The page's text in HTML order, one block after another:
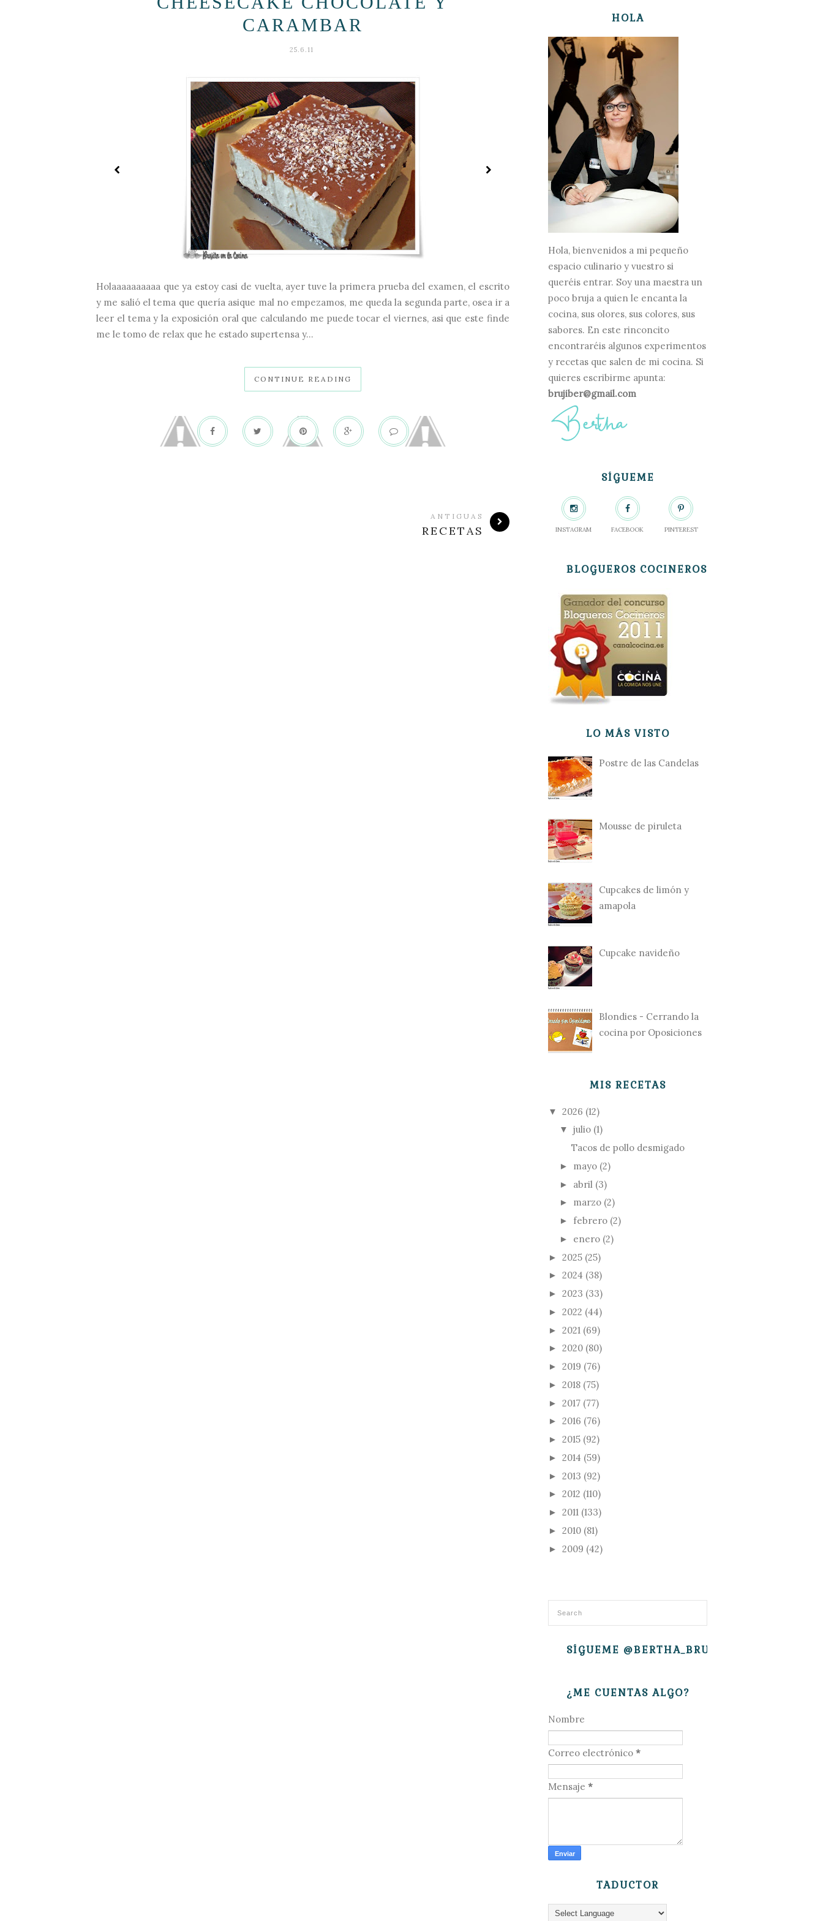
CARAMBAR
25.6.11
Holaaaaaaaaaa que ya estoy casi de vuelta, ayer tuve la primera prueba del examen, el escrito
y me salió el tema que quería asique mal no empezamos, me queda la segunda parte, osea ir a
leer el tema y la exposición oral que calculando me puede tocar el viernes, asi que este finde
me le tomo de relax que he estado supertensa y...
CONTINUE READING
ANTIGUAS
RECETAS
HOLA
Hola, bienvenidos a mi pequeño
espacio culinario y vuestro si
queréis entrar. Soy una maestra un
poco bruja a quien le encanta la
cocina, sus olores, sus colores, sus
sabores. En este rinconcito
encontraréis algunos experimentos
y recetas que salen de mi cocina. Si
quieres escribirme apunta:
brujiber@gmail.com
SÍGUEME
INSTAGRAM FACEBOOK PINTEREST
BLOGUEROS COCINEROS
LO MÁS VISTO
Postre de las Candelas
Mousse de piruleta
Cupcakes de limón y
amapola
Cupcake navideño
Blondies - Cerrando la
cocina por Oposiciones
MIS RECETAS
▼ 2026 (12)
▼ julio (1)
Tacos de pollo desmigado
► mayo (2)
► abril (3)
► marzo (2)
► febrero (2)
► enero (2)
► 2025 (25)
► 2024 (38)
► 2023 (33)
► 2022 (44)
► 2021 (69)
► 2020 (80)
► 2019 (76)
► 2018 (75)
► 2017 (77)
► 2016 (76)
► 2015 (92)
► 2014 (59)
► 2013 (92)
► 2012 (110)
► 2011 (133)
► 2010 (81)
► 2009 (42)
SÍGUEME @BERTHA_BRUJITA
¿ME CUENTAS ALGO?
Nombre
Correo electrónico *
Mensaje *
TADUCTOR